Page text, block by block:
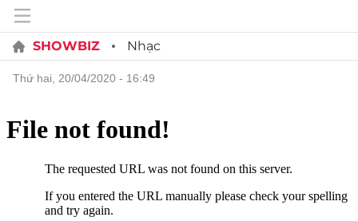
SHOWBIZ Nhạc
thứ hai, 20/04/2020 - 16:49